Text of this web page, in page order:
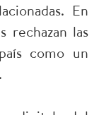
En
rechazan las
como un